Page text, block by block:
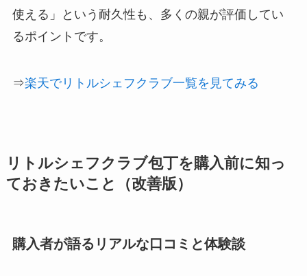
使える」という耐久性も、多くの親が評価してい
るポイントです。
⇒楽天でリトルシェフクラブ一覧を見てみる
リトルシェフクラブ包丁を購入前に知っ
ておきたいこと（改善版）
購入者が語るリアルな口コミと体験談